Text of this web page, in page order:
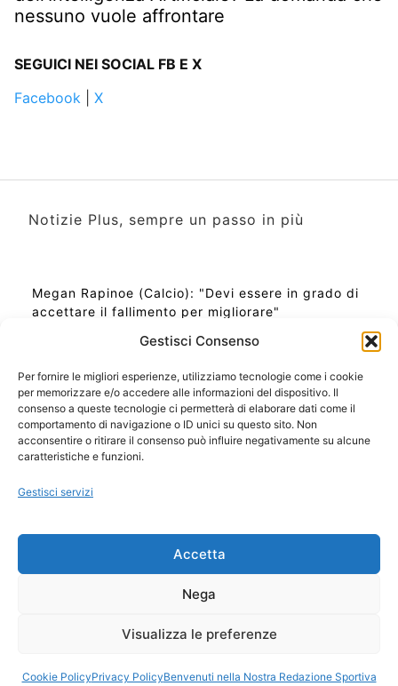
Gestisci Consenso
Per fornire le migliori esperienze, utilizziamo tecnologie come i cookie
per memorizzare e/o accedere alle informazioni del dispositivo. Il
consenso a queste tecnologie ci permetterà di elaborare dati come il
comportamento di navigazione o ID unici su questo sito. Non
acconsentire o ritirare il consenso può influire negativamente su alcune
caratteristiche e funzioni.
Gestisci servizi
Accetta
Nega
Visualizza le preferenze
Cookie PolicyPrivacy PolicyBenvenuti nella Nostra Redazione Sportiva
nessuno vuole affrontare
SEGUICI NEI SOCIAL FB E X
Facebook
X
Notizie Plus, sempre un passo in più
Megan Rapinoe (Calcio): "Devi essere in grado di
accettare il fallimento per migliorare"
Ora Esatta in Italia in questo momento
Ti Senti Strano Ultimamente? Potrebbe Essere per
la Risonanza di Schumann
Come Sapere Se Stai Ascendendo alla Quinta
Copyright 2026 NotiziePlus.com
📰 Contenuto Umano Verificato
Privacy Coockie
Pubblicità